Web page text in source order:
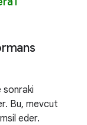
sonraki
Bu, mevcut
eder.